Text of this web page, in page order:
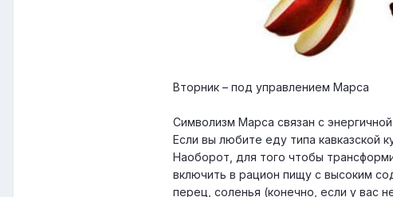
Вторник – под управлением Марса
Символизм Марса связан с
Если вы любите еду типа кавказской
Наоборот, для того чтобы
включить в рацион пищу с высоким
перец, соленья (конечно, если у вас